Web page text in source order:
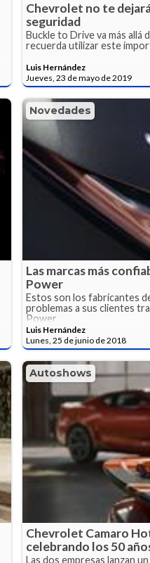
Chevrolet no te
seguridad
Buckle to Drive va más allá
recuerda utilizar este
Luis Hernández
Jueves, 23 de mayo de 2019
Novedades
Las marcas más
Power
Estos son los fabricantes
problemas a sus clientes
Power
Luis Hernández
Lunes, 25 de junio de 2018
Autoshows
Chevrolet Camaro
celebrando los 50
Las dos empresas lanzan